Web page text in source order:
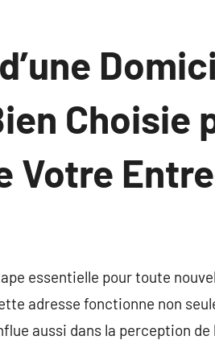
Choisie
Votre
essentielle pour toute
adresse fonctionne non
aussi dans la perception de